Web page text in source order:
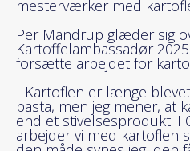
mesterværker med
Per Mandrup glæder sig
Kartoffelambassadør
forsætte arbejdet for
- Kartoflen er længe
pasta, men jeg mener, at
end et stivelsesprodukt. I
arbejder vi med kartoflen